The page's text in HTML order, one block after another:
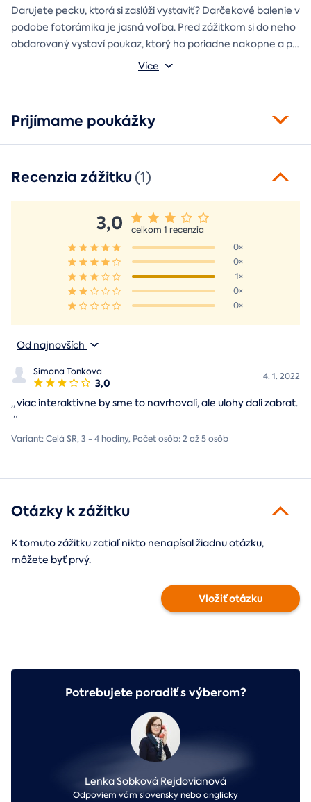
Darujete pecku, ktorá si zaslúži vystaviť? Darčekové balenie v
podobe fotorámika je jasná voľba. Pred zážitkom si do neho
obdarovaný vystaví poukaz, ktorý ho poriadne nakopne a po
absolvovaní tam poputuje fotka zo zážitku, ktorá pri každom
Môžete vybrať z motívov balónový, tunelový a univerzálny
Více
Prijímame poukážky
Recenzia zážitku(1)
3,0
celkom 1 recenzia
0×
0×
1×
0×
0×
Od najnovších
Simona Tonkova
3,0 4. 1. 2022
„viac interaktivne by sme to navrhovali, ale ulohy dali zabrat.
“
Variant: Celá SR, 3 - 4 hodiny, Počet osôb: 2 až 5 osôb
Otázky k zážitku
K tomuto zážitku zatiaľ nikto nenapísal žiadnu otázku,
môžete byť prvý.
Vložiť otázku
Potrebujete poradiť s výberom?
Lenka Sobková Rejdovianová
Odpoviem vám slovensky nebo anglicky